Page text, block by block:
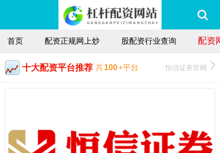
首页 配资正规网上炒 股配资行业查询 配资
十大配资平台推荐 共100+平台 恒信证券官网